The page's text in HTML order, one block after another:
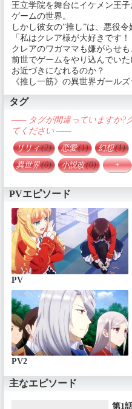
王立学院を舞台にイケメン王
ゲームの世界。
しかし彼女の”推し”は、悪役
「私はクレア様が大好きです！
クレアのワガママも嫌がらせ
前世でゲームをやり込んでい
お近づきになれるのか？
《推し一筋》の異世界ガール
タグ
—— タグが間違っていますか?
てください ——
リリィ(2) 恋愛(1) 幻想(1)
異世界(0) 小説改(0) +
PVエピソード
PV
PV2
主なエピソード
第1